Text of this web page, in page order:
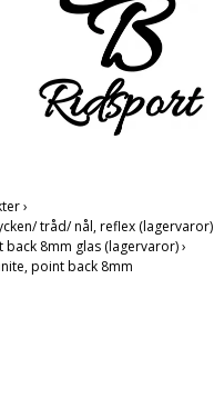
›
tråd/ nål, reflex (lagervaror)
back 8mm glas (lagervaror)›
point back 8mm